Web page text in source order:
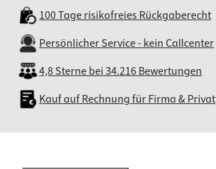
100 Tage risikofreies Rückgaberecht
Persönlicher Service - kein Callcenter
4,8 Sterne bei 34.216 Bewertungen
Kauf auf Rechnung für Firma & Privat